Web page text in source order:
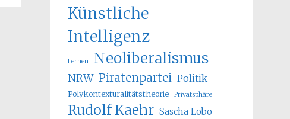
Künstliche
Intelligenz
Lernen Neoliberalismus
NRW Piratenpartei Politik
Polykontexturalitätstheorie Privatsphäre
Rudolf Kaehr Sascha Lobo